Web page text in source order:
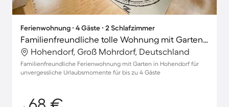
Ferienwohnung ∙ 4 Gäste ∙ 2 Schlafzimmer
Familienfreundliche tolle Wohnung mit Garten, Terrasse und Grill
Hohendorf, Groß Mohrdorf, Deutschland
Familienfreundliche Ferienwohnung mit Garten in Hohendorf für
unvergessliche Urlaubsmomente für bis zu 4 Gäste